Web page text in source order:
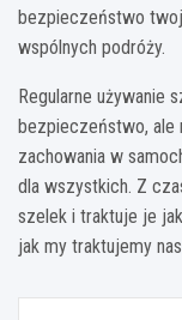
bezpieczeństwo
wspólnych podróży.
Regularne używanie
bezpieczeństwo, ale
zachowania w
dla wszystkich. Z
szelek i traktuje je
jak my traktujemy